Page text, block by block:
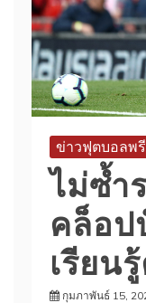
ข่าวฟุตบอลพ
ไม่ซ้ำ
คล็อป
เรียน
กุมภาพันธ์ 15,